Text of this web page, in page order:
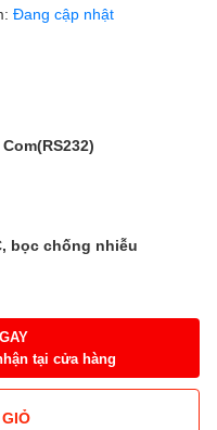
Đang cập nhật
bọc chống nhiễu
tại cửa hàng